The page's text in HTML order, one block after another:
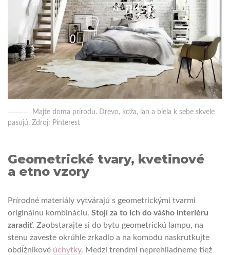
Majte doma prírodu. Drevo, koža, ľan a biela k sebe skvele
pasujú. Zdroj: Pinterest
Geometrické tvary, kvetinové
a etno vzory
Prírodné materiály vytvárajú s geometrickými tvarmi
originálnu kombináciu. Stojí za to ich do vášho interiéru
zaradiť. Zaobstarajte si do bytu geometrickú lampu, na
stenu zaveste okrúhle zrkadlo a na komodu naskrutkujte
obdĺžnikové úchytky. Medzi trendmi neprehliadneme tiež